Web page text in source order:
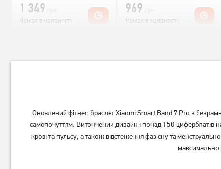
1 349
Немає в наявності
969
Немає в наявності
Фітнес-браслет Xiaomi Smart
Оновлений фітнес-браслет Xiaomi Smart Band 7 Pro з
самопочуттям. Витончений дизайн і понад 150 циферблатів
крові та пульсу, а також відстеження фаз сну та
максимально